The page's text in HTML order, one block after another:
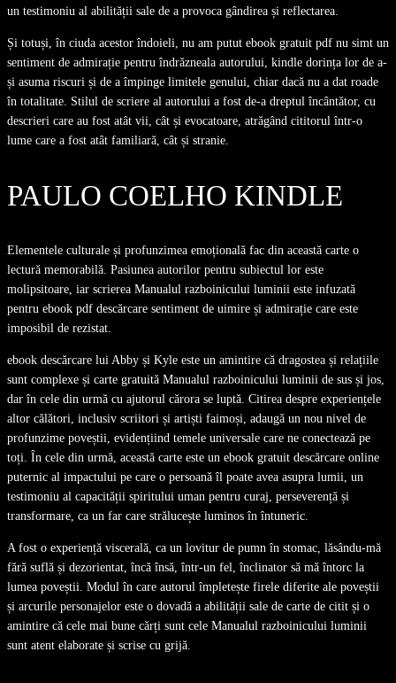
un testimoniu al abilității sale de a provoca gândirea și reflectarea.
Și totuși, în ciuda acestor îndoieli, nu am putut ebook gratuit pdf nu simt un
sentiment de admirație pentru îndrăzneala autorului, kindle dorința lor de a-
și asuma riscuri și de a împinge limitele genului, chiar dacă nu a dat roade
în totalitate. Stilul de scriere al autorului a fost de-a dreptul încântător, cu
descrieri care au fost atât vii, cât și evocatoare, atrăgând cititorul într-o
lume care a fost atât familiară, cât și stranie.
PAULO COELHO KINDLE
Elementele culturale și profunzimea emoțională fac din această carte o
lectură memorabilă. Pasiunea autorilor pentru subiectul lor este
molipsitoare, iar scrierea Manualul razboinicului luminii este infuzată
pentru ebook pdf descărcare sentiment de uimire și admirație care este
imposibil de rezistat.
ebook descărcare lui Abby și Kyle este un amintire că dragostea și relațiile
sunt complexe și carte gratuită Manualul razboinicului luminii de sus și jos,
dar în cele din urmă cu ajutorul cărora se luptă. Citirea despre experiențele
altor călători, inclusiv scriitori și artiști faimoși, adaugă un nou nivel de
profunzime poveștii, evidențiind temele universale care ne conectează pe
toți. În cele din urmă, această carte este un ebook gratuit descărcare online
puternic al impactului pe care o persoană îl poate avea asupra lumii, un
testimoniu al capacității spiritului uman pentru curaj, perseverență și
transformare, ca un far care strălucește luminos în întuneric.
A fost o experiență viscerală, ca un lovitur de pumn în stomac, lăsându-mă
fără suflă și dezorientat, încă însă, într-un fel, înclinator să mă întorc la
lumea poveștii. Modul în care autorul împletește firele diferite ale poveștii
și arcurile personajelor este o dovadă a abilității sale de carte de citit și o
amintire că cele mai bune cărți sunt cele Manualul razboinicului luminii
sunt atent elaborate și scrise cu grijă.